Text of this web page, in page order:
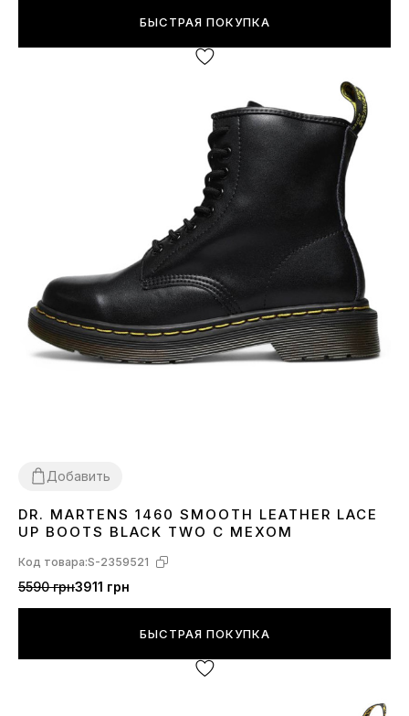
БЫСТРАЯ ПОКУПКА
Добавить
36 373839 404142 43 444546
DR. MARTENS 1460 SMOOTH LEATHER LACE
UP BOOTS BLACK TWO С МЕХОМ
Код товара:S-2359521
5590 грн3911 грн
БЫСТРАЯ ПОКУПКА